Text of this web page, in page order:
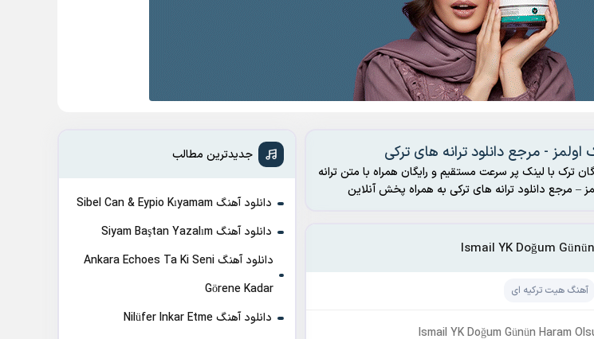
ترک با لینک پر سرعت مستقیم و رایگان همراه با متن ترانه
آهنگ هیت ترکیه ای
جدیدترین مطالب
دانلود آهنگ Sibel Can & Eypio Kıyamam
دانلود آهنگ Siyam Baştan Yazalım
دانلود آهنگ Ankara Echoes Ta Ki Seni
Görene Kadar
دانلود آهنگ Nilüfer Inkar Etme